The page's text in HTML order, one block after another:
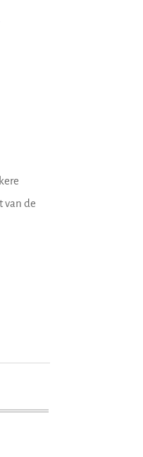
van de